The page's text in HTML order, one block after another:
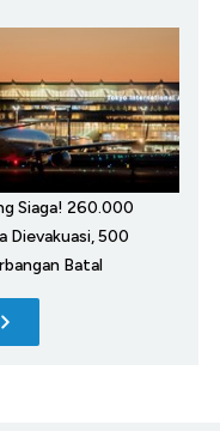
Siaga! 260.000
Dievakuasi, 500
Batal